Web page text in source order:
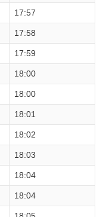
17:57
17:58
17:59
18:00
18:00
18:01
18:02
18:03
18:04
18:04